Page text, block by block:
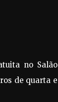
no Salão
de quarta e